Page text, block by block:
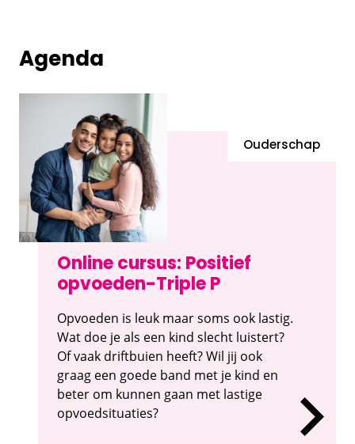
Agenda
Online cursus: Positief
opvoeden-Triple P
Ouderschap
Opvoeden is leuk maar soms ook lastig.
Wat doe je als een kind slecht luistert?
Of vaak driftbuien heeft? Wil jij ook
graag een goede band met je kind en
beter om kunnen gaan met lastige
opvoedsituaties?